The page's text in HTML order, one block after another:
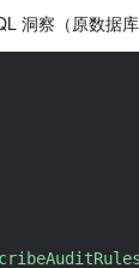
洞察（原数据